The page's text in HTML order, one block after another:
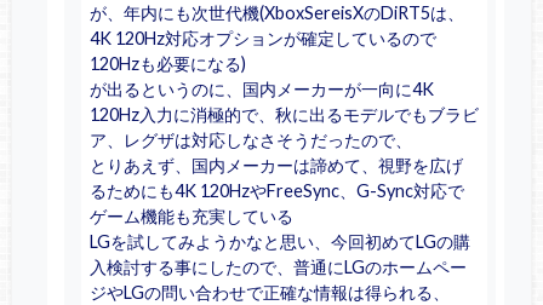
が、年内にも次世代機(XboxSereisXのDiRT5は、
4K 120Hz対応オプションが確定しているので
120Hzも必要になる)
が出るというのに、国内メーカーが一向に4K
120Hz入力に消極的で、秋に出るモデルでもブラビ
ア、レグザは対応しなさそうだったので、
とりあえず、国内メーカーは諦めて、視野を広げ
るためにも4K 120HzやFreeSync、G-Sync対応で
ゲーム機能も充実している
LGを試してみようかなと思い、今回初めてLGの購
入検討する事にしたので、普通にLGのホームペー
ジやLGの問い合わせで正確な情報は得られる、